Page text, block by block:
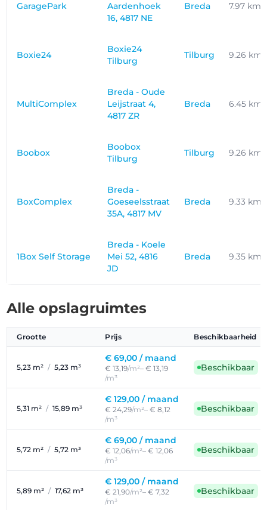
GaragePark
Aardenhoek
16, 4817 NE
Breda 7.97 km
Boxie24
Boxie24
Tilburg
Tilburg 9.26 km
MultiComplex
Breda - Oude
Leijstraat 4,
4817 ZR
Breda 6.45 km
Boobox
Boobox
Tilburg
Tilburg 9.26 km
BoxComplex
Breda -
Goeseelsstraat
35A, 4817 MV
Breda 9.33 km
1Box Self Storage
Breda - Koele
Mei 52, 4816
JD
Breda 9.35 km
Alle opslagruimtes
Grootte Prijs Beschikbaarheid
5,23 m² / 5,23 m³
€ 69,00 / maand
€ 13,19/m²– € 13,19
/m³
Beschikbaar
5,31 m² / 15,89 m³
€ 129,00 / maand
€ 24,29/m²– € 8,12
/m³
Beschikbaar
5,72 m² / 5,72 m³
€ 69,00 / maand
€ 12,06/m²– € 12,06
/m³
Beschikbaar
5,89 m² / 17,62 m³
€ 129,00 / maand
€ 21,90/m²– € 7,32
/m³
Beschikbaar